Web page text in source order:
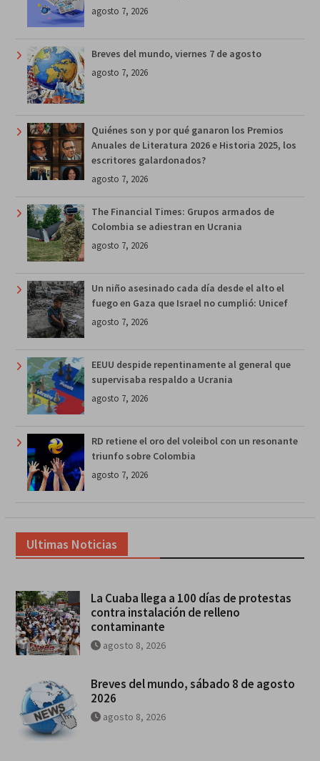
agosto 7, 2026
Breves del mundo, viernes 7 de agosto
agosto 7, 2026
Quiénes son y por qué ganaron los Premios
Anuales de Literatura 2026 e Historia 2025, los
escritores galardonados?
agosto 7, 2026
The Financial Times: Grupos armados de
Colombia se adiestran en Ucrania
agosto 7, 2026
Un niño asesinado cada día desde el alto el
fuego en Gaza que Israel no cumplió: Unicef
agosto 7, 2026
EEUU despide repentinamente al general que
supervisaba respaldo a Ucrania
agosto 7, 2026
RD retiene el oro del voleibol con un resonante
triunfo sobre Colombia
agosto 7, 2026
Ultimas Noticias
La Cuaba llega a 100 días de protestas
contra instalación de relleno
contaminante
agosto 8, 2026
Breves del mundo, sábado 8 de agosto
2026
agosto 8, 2026